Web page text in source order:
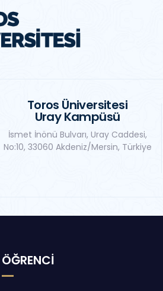
Toros Üniversitesi
Uray Kampüsü
İsmet İnönü Bulvarı, Uray Caddesi,
No:10, 33060 Akdeniz/Mersin, Türkiye
ÖĞRENCİ